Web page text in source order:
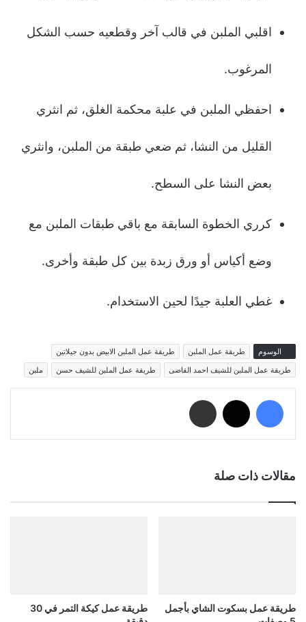
اقلبي الملبن في قالب آخر وقطعيه حسب الشكل
المرغوب.
احفظي الملبن في علبة محكمة الغلق، ثم انثري
القليل من النشا، ثم ضعي طبقة من الملبن، وانثري
بعض النشا على السطح.
كرري الخطوة السابقة مع باقي طبقات الملبن مع
وضع أكياس أو ورق زبدة بين كل طبقة وأخرى.
غطي العلبة جيدًا لحين الاستخدام.
الوسوم طريقة عمل الملبن
طريقة عمل الملبن الابيض بدون جيلاتين
طريقة عمل الملبن للشيف احمد القاضى
طريقة عمل الملبن للشيف حسن ملبن
فيسبوك
مقالات ذات صلة
طريقة عمل بسكوت الشاي بأجمل
طريقة عمل كيكة التمر في 30